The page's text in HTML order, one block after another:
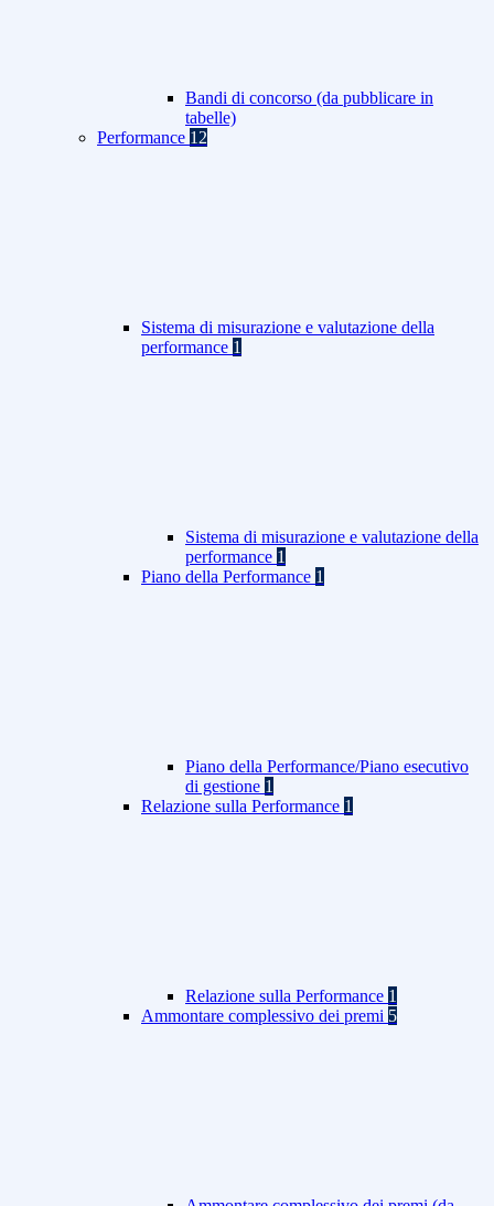
Bandi di concorso (da pubblicare in
tabelle)
Performance 12
Sistema di misurazione e valutazione della
performance 1
Sistema di misurazione e valutazione della
performance 1
Piano della Performance 1
Piano della Performance/Piano esecutivo
di gestione 1
Relazione sulla Performance 1
Relazione sulla Performance 1
Ammontare complessivo dei premi 5